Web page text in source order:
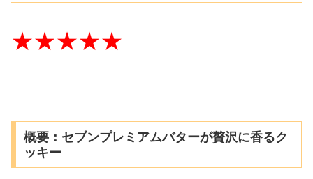
★★★★★
概要：セブンプレミアムバターが贅沢に香るク
ッキー